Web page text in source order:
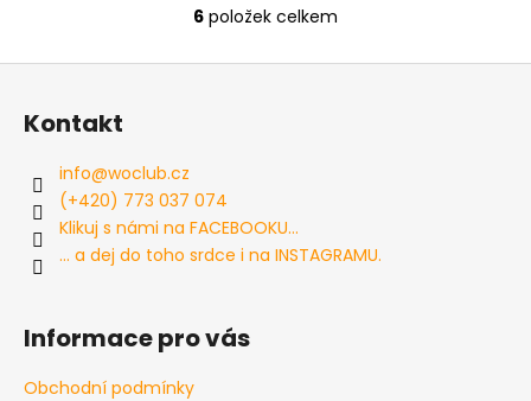
O
v
p
r
6 položek celkem
Z
Kontakt
info@woclub.cz
(+420) 773 037 074
Klikuj s námi na FACEBOOKU...
... a dej do toho srdce i na INSTAGRAMU.
Informace pro vás
Obchodní podmínky